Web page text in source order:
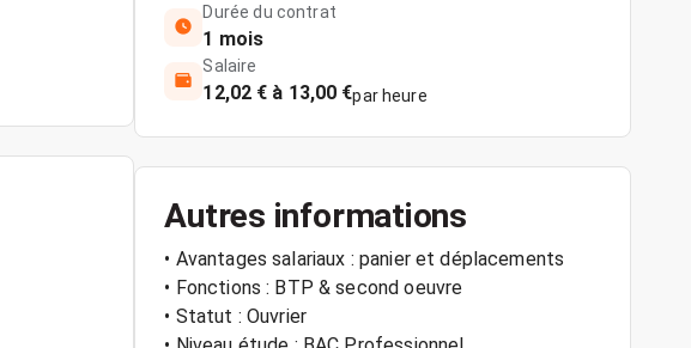
Durée du contrat
1 mois
Salaire
12,02 € à 13,00 €par heure
Autres informations
• Avantages salariaux : panier et déplacements
• Fonctions : BTP & second oeuvre
• Statut : Ouvrier